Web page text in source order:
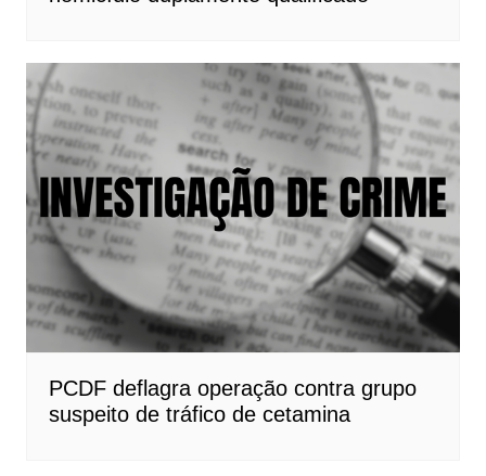
PCDF deflagra operação contra grupo
suspeito de tráfico de cetamina